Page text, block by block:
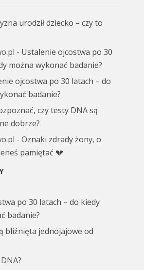
urodził dziecko – czy to
- Ustalenie ojcostwa po 30
można wykonać badanie?
ojcostwa po 30 latach – do
badanie?
czy testy DNA są
dobrze?
-Oznaki zdrady żony, o
pamiętać 💔
po 30 latach – do kiedy
badanie?
bliźnięta jednojajowe od